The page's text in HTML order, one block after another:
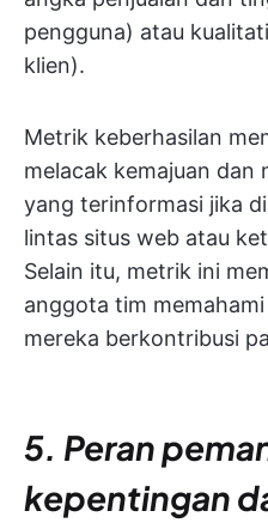
pengguna) atau
klien).
Metrik keberhasilan
melacak kemajuan dan
yang terinformasi jika
lintas situs web atau
Selain itu, metrik ini
anggota tim
mereka berkontribusi
5. Peran
kepentingan